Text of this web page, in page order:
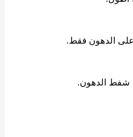
على الدهون فقط.
شفط الدهون.